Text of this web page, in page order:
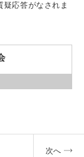
応答がなされま
次へ